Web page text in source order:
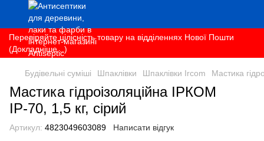
Перевіряйте цілісність товару на відділеннях Нової Пошти
(Докладніше...)
Будівельні суміші Шпаклівки Шпаклівки Ircom Мастика
Мастика гідроізоляційна ІРКОМ
ІР-70, 1,5 кг, сірий
Артикул: 4823049603089 Написати відгук